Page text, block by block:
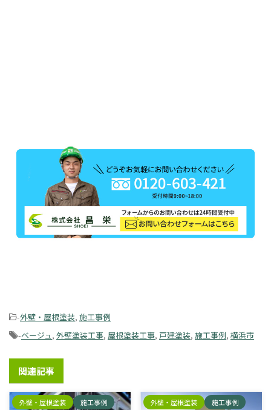
外壁・屋根塗装,施工事例
-ベージュ,外壁塗装工事,屋根塗装工事,戸建塗装,施工事例,横浜市
横須賀市富士見町の外
横須賀市湘南国際村の